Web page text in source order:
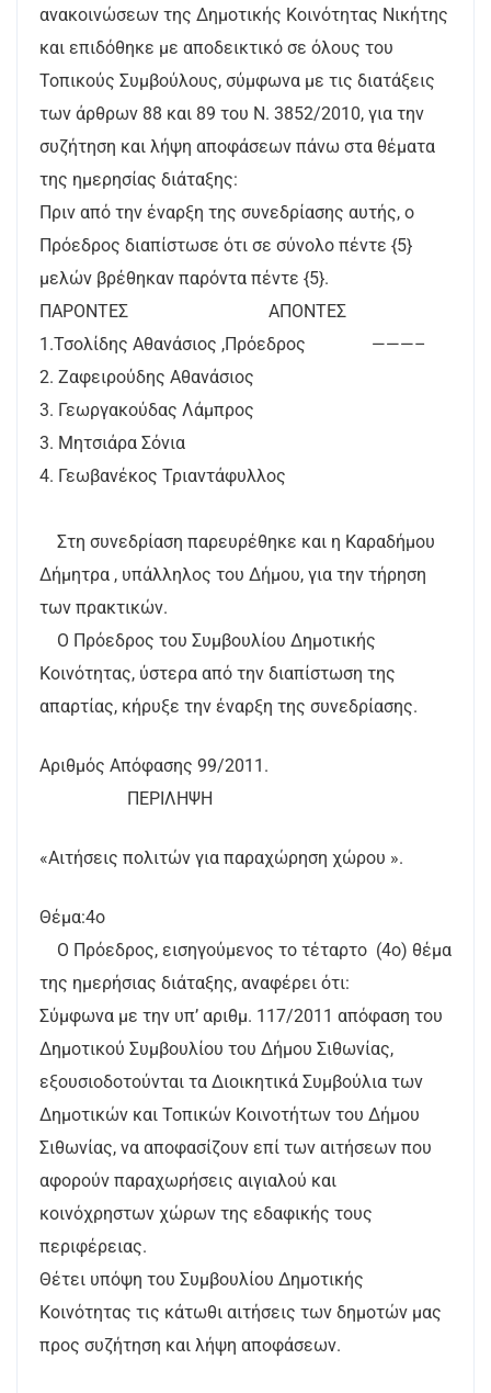
ανακοινώσεων της Δημοτικής Κοινότητας Νικήτης
και επιδόθηκε με αποδεικτικό σε όλους του
Τοπικούς Συμβούλους, σύμφωνα με τις διατάξεις
των άρθρων 88 και 89 του Ν. 3852/2010, για την
συζήτηση και λήψη αποφάσεων πάνω στα θέματα
της ημερησίας διάταξης:
Πριν από την έναρξη της συνεδρίασης αυτής, ο
Πρόεδρος διαπίστωσε ότι σε σύνολο πέντε {5}
μελών βρέθηκαν παρόντα πέντε {5}.
ΠΑΡΟΝΤΕΣ ΑΠΟΝΤΕΣ
1.Τσολίδης Αθανάσιος ,Πρόεδρος ———–
2. Ζαφειρούδης Αθανάσιος
3. Γεωργακούδας Λάμπρος
3. Μητσιάρα Σόνια
4. Γεωβανέκος Τριαντάφυλλος
Στη συνεδρίαση παρευρέθηκε και η Καραδήμου
Δήμητρα , υπάλληλος του Δήμου, για την τήρηση
των πρακτικών.
Ο Πρόεδρος του Συμβουλίου Δημοτικής
Κοινότητας, ύστερα από την διαπίστωση της
απαρτίας, κήρυξε την έναρξη της συνεδρίασης.
Αριθμός Απόφασης 99/2011.
ΠΕΡΙΛΗΨΗ
«Αιτήσεις πολιτών για παραχώρηση χώρου ».
Θέμα:4ο
Ο Πρόεδρος, εισηγούμενος το τέταρτο (4ο) θέμα
της ημερήσιας διάταξης, αναφέρει ότι:
Σύμφωνα με την υπ’ αριθμ. 117/2011 απόφαση του
Δημοτικού Συμβουλίου του Δήμου Σιθωνίας,
εξουσιοδοτούνται τα Διοικητικά Συμβούλια των
Δημοτικών και Τοπικών Κοινοτήτων του Δήμου
Σιθωνίας, να αποφασίζουν επί των αιτήσεων που
αφορούν παραχωρήσεις αιγιαλού και
κοινόχρηστων χώρων της εδαφικής τους
περιφέρειας.
Θέτει υπόψη του Συμβουλίου Δημοτικής
Κοινότητας τις κάτωθι αιτήσεις των δημοτών μας
προς συζήτηση και λήψη αποφάσεων.